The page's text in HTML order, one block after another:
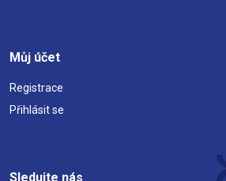
Můj účet
Registrace
Přihlásit se
Sledujte nás